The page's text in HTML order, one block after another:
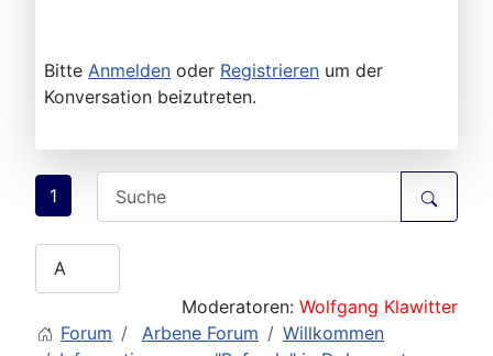
Bitte Anmelden oder Registrieren um der
Konversation beizutreten.
1
Moderatoren: Wolfgang Klawitter
Forum
Arbene Forum
Willkommen